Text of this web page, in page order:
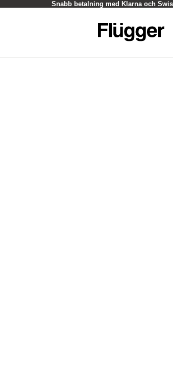
Snabb betalning med Klarna och